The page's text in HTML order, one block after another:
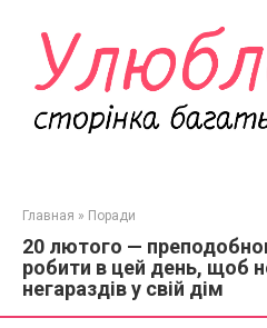
контенту
Главная » Поради
20 лютого —
робити в цей день, щоб
негараздів у свій дім